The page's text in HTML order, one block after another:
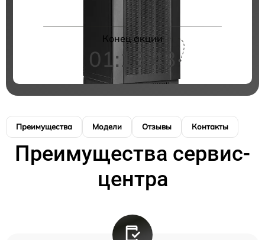
Конец акции
01:13:43
Преимущества Модели Отзывы Контакты
Преимущества сервис-
центра